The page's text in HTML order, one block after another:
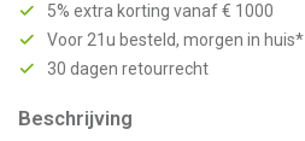
5% extra korting vanaf € 1000
Voor 21u besteld, morgen in huis*
30 dagen retourrecht
Beschrijving